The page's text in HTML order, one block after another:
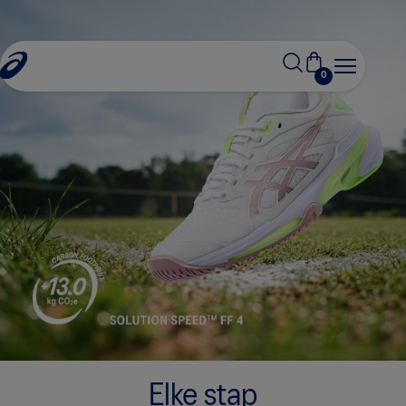
0
Elke stap